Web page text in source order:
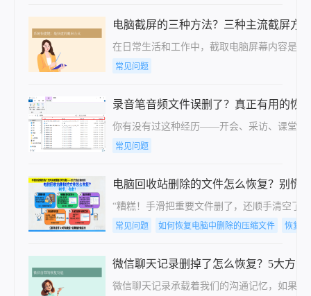
电脑截屏的三种方法？三种主流截屏方
在日常生活和工作中，截取电脑屏幕内容是
常见问题
录音笔音频文件误删了？真正有用的恢
你有没有过这种经历——开会、采访、课堂录
常见问题
电脑回收站删除的文件怎么恢复？别慌
“糟糕！手滑把重要文件删了，还顺手清空了
常见问题 如何恢复电脑中删除的压缩文件 恢复
微信聊天记录删掉了怎么恢复？5大方
微信聊天记录承载着我们的沟通记忆，如果